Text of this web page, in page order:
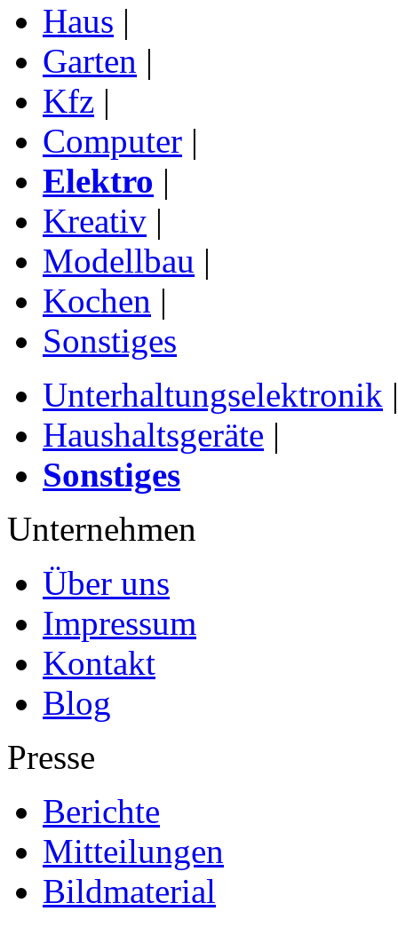
Haus |
Garten |
Kfz |
Computer |
Elektro |
Kreativ |
Modellbau |
Kochen |
Sonstiges
Unterhaltungselektronik |
Haushaltsgeräte |
Sonstiges
Unternehmen
Über uns
Impressum
Kontakt
Blog
Presse
Berichte
Mitteilungen
Bildmaterial